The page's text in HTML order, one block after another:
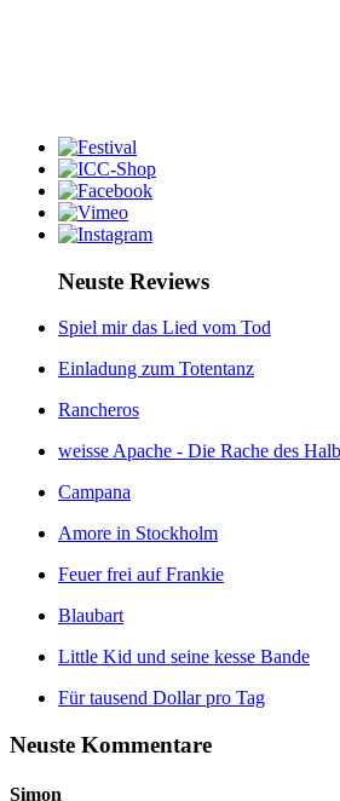
Neuste Reviews
Spiel mir das Lied vom Tod
Einladung zum Totentanz
Rancheros
weisse Apache - Die Rache des
Campana
Amore in Stockholm
Feuer frei auf Frankie
Blaubart
Little Kid und seine kesse Bande
Für tausend Dollar pro Tag
Neuste Kommentare
Simon